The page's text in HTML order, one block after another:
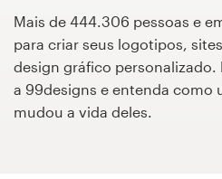
Mais de 444.306 pessoas e
para criar seus logotipos,
design gráfico personalizado.
a 99designs e entenda como
mudou a vida deles.
99designs Pro
Quero